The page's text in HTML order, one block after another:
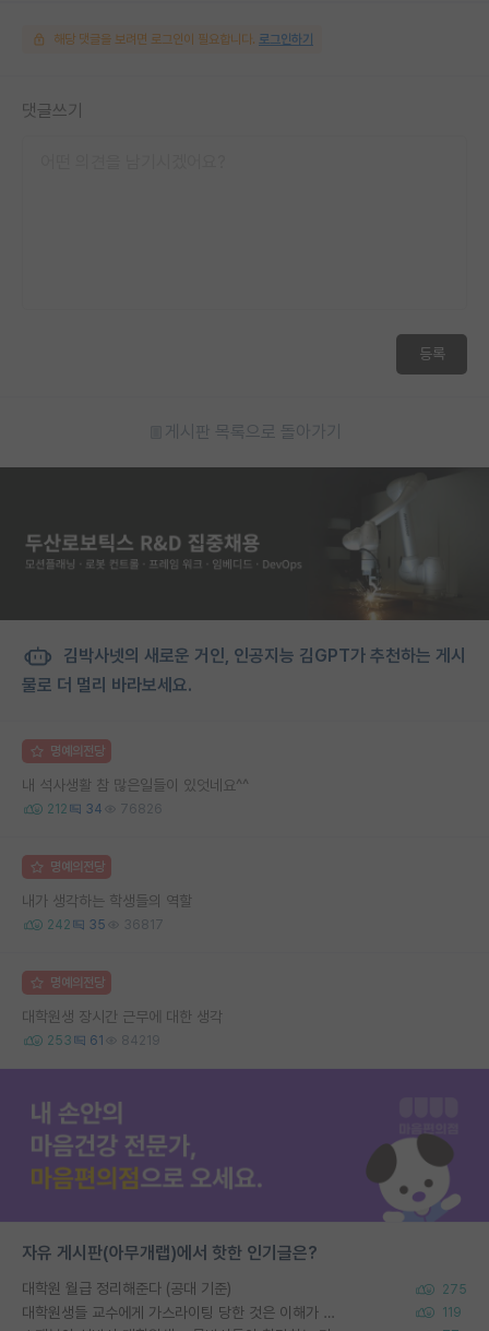
해당 댓글을 보려면 로그인이 필요합니다. 로그인하기
댓글쓰기
등록
게시판 목록으로 돌아가기
김박사넷의 새로운 거인, 인공지능 김GPT가 추천하는 게시
물로 더 멀리 바라보세요.
명예의전당
내 석사생활 참 많은일들이 있엇네요^^
212 34 76826
명예의전당
내가 생각하는 학생들의 역할
242 35 36817
명예의전당
대학원생 장시간 근무에 대한 생각
253 61 84219
자유 게시판(아무개랩)에서 핫한 인기글은?
대학원 월급 정리해준다 (공대 기준) 275
대학원생들 교수에게 가스라이팅 당한 것은 이해가 갑니다. 안타깝네요. 119